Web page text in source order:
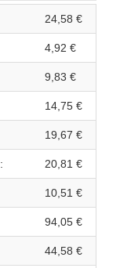
24,58 €
4,92 €
9,83 €
14,75 €
19,67 €
: 20,81 €
10,51 €
94,05 €
44,58 €